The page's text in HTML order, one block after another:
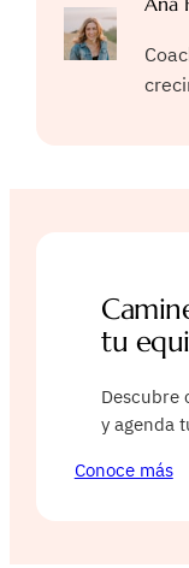
tu
Descubre
y agenda
Conoce más